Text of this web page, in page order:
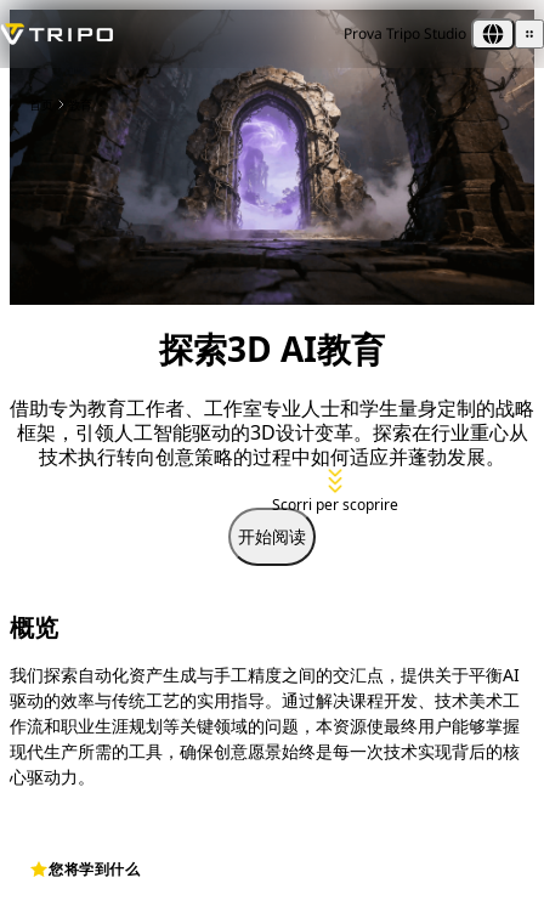
Prova Tripo Studio
首页 教育
探索3D AI教育
借助专为教育工作者、工作室专业人士和学生量身定制的战略
框架，引领人工智能驱动的3D设计变革。探索在行业重心从
技术执行转向创意策略的过程中如何适应并蓬勃发展。
开始阅读
Scorri per scoprire
概览
我们探索自动化资产生成与手工精度之间的交汇点，提供关于平衡AI
驱动的效率与传统工艺的实用指导。通过解决课程开发、技术美术工
作流和职业生涯规划等关键领域的问题，本资源使最终用户能够掌握
现代生产所需的工具，确保创意愿景始终是每一次技术实现背后的核
心驱动力。
您将学到什么